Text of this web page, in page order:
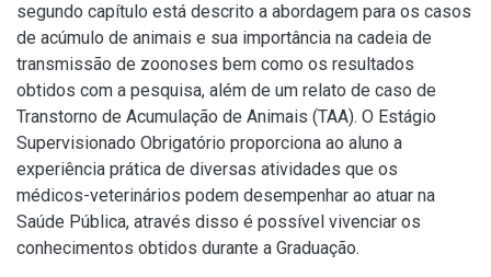
segundo capítulo está descrito a abordagem para os casos
de acúmulo de animais e sua importância na cadeia de
transmissão de zoonoses bem como os resultados
obtidos com a pesquisa, além de um relato de caso de
Transtorno de Acumulação de Animais (TAA). O Estágio
Supervisionado Obrigatório proporciona ao aluno a
experiência prática de diversas atividades que os
médicos-veterinários podem desempenhar ao atuar na
Saúde Pública, através disso é possível vivenciar os
conhecimentos obtidos durante a Graduação.